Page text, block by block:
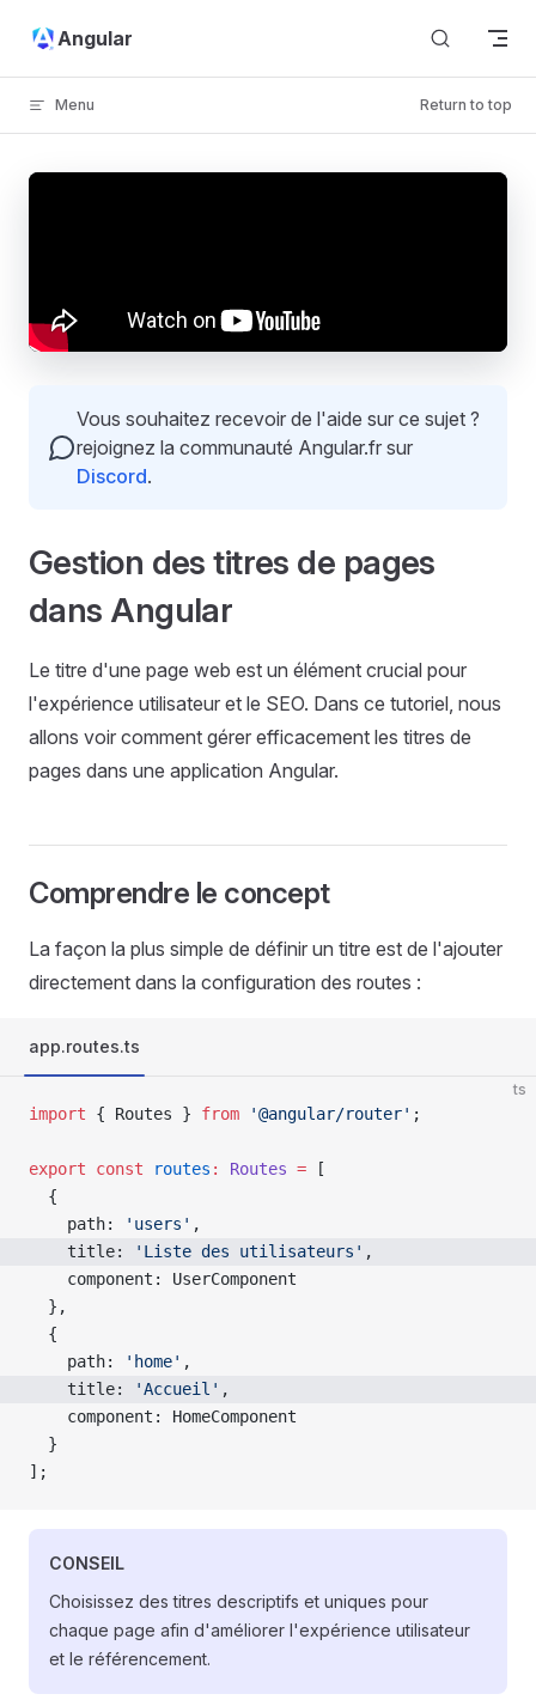
Skip to content
Angular
Menu Return to top
Vous souhaitez recevoir de l'aide sur ce sujet ?
rejoignez la communauté Angular.fr sur
Discord.
Gestion des titres de pages
dans Angular
Le titre d'une page web est un élément crucial pour
l'expérience utilisateur et le SEO. Dans ce tutoriel, nous
allons voir comment gérer efficacement les titres de
pages dans une application Angular.
Comprendre le concept
La façon la plus simple de définir un titre est de l'ajouter
directement dans la configuration des routes :
app.routes.ts
ts
import { Routes } from '@angular/router' ;
export const routes : Routes = [
  {
    path:
'users' ,
    title:
'Liste des utilisateurs' ,
    component: UserComponent
  },
  {
    path:
'home' ,
    title:
'Accueil' ,
    component: HomeComponent
  }
];
CONSEIL
Choisissez des titres descriptifs et uniques pour
chaque page afin d'améliorer l'expérience utilisateur
et le référencement.